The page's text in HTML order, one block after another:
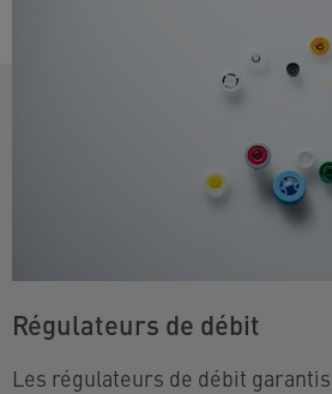
Régulateurs de débit
Les régulateurs de débit